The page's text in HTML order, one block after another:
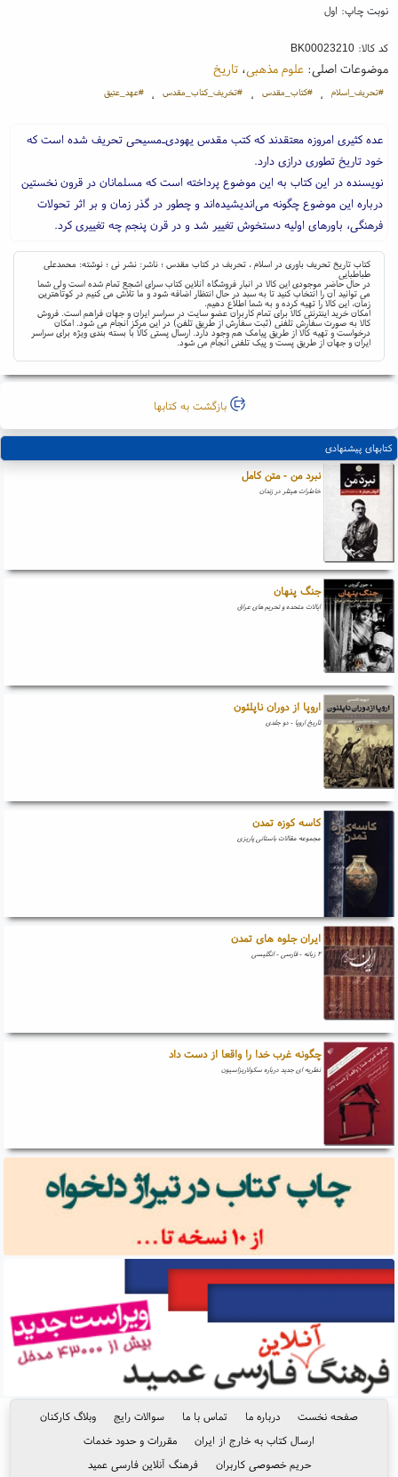
نوبت چاپ: اول
کد کالا:BK00023210
موضوعات اصلی:علوم مذهبی،تاریخ
#تحریف_اسلام ، #کتاب_مقدس ، #تخریف_کتاب_مقدس ، #عهد_عتیق
عده کثیری امروزه معتقدند که کتب مقدس یهودی‌ـ‌مسیحی تحریف شده است که
خود تاریخ تطوری درازی دارد.
نویسنده در این کتاب به این موضوع پرداخته است که مسلمانان در قرون نخستین
درباره‌ این موضوع چگونه می‌اندیشیده‌اند و چطور در گذر زمان و بر اثر تحولات
فرهنگی، باورهای اولیه‌ دستخوش تغییر شد و در قرن پنجم چه تغییری کرد.
کتاب تاریخ تحریف باوری در اسلام ، تحربف در کتاب مقدس ؛ ناشر: نشر نی ؛ نوشته: محمدعلی
طباطبایی
در حال حاضر موجودی این کالا در انبار فروشگاه آنلاین کتاب سرای اشجع تمام شده است ولی شما
می توانید آن را انتخاب کنید تا به سبد در حال انتظار اضافه شود و ما تلاش می کنیم در کوتاهترین
زمان، این کالا را تهیه کرده و به شما اطلاع دهیم.
امکان خرید اینترنتی کالا برای تمام کاربران عضو سایت در سراسر ایران و جهان فراهم است. فروش
کالا به صورت سفارش تلفنی (ثبت سفارش از طریق تلفن) در این مرکز انجام می شود. امکان
درخواست و تهیه کالا از طریق پیامک هم وجود دارد. ارسال پستی کالا با بسته بندی ویژه برای سراسر
ایران و جهان از طریق پست و پیک تلفنی انجام می شود.
بازگشت به کتابها
کتابهای پیشنهادی
نبرد من - متن کامل
خاطرات هیتلر در زندان
جنگ پنهان
ایالات متحده و تحریم های عراق
اروپا از دوران ناپلئون
تاریخ اروپا - دو جلدی
کاسه کوزه تمدن
مجموعه مقالات باستانی پاریزی
ایران جلوه های تمدن
۲ زبانه - فارسی - انگلیسی
چگونه غرب خدا را واقعا از دست داد
نظریه ای جدید درباره سکولاریزاسیون
صفحه نخست درباره ما تماس با ما سوالات رایج
وبلاگ کارکنان
ارسال کتاب به خارج از ایران
مقررات و حدود خدمات
حریم خصوصی کاربران
فرهنگ آنلاین فارسی عمید